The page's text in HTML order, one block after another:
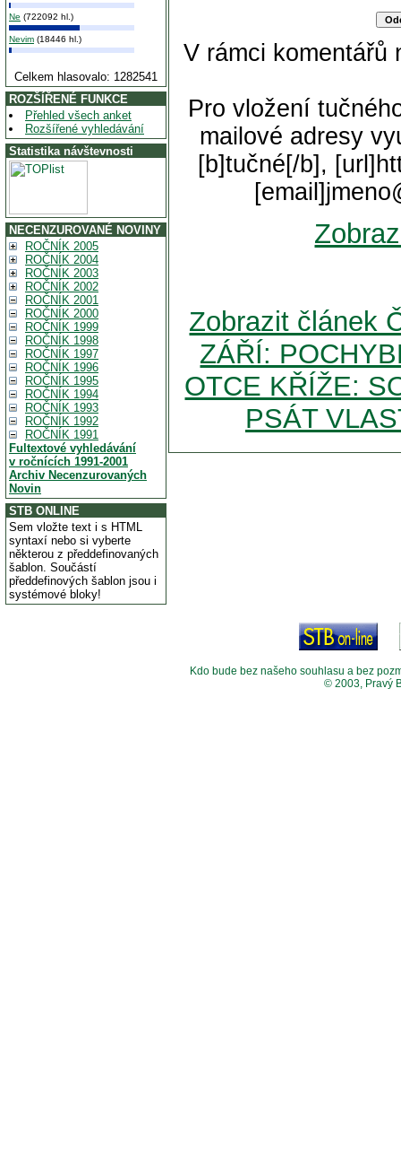
Ne (722092 hl.)
Nevim (18446 hl.)
Celkem hlasovalo: 1282541
ROZŠÍŘENÉ FUNKCE
Přehled všech anket
Rozšířené vyhledávání
Statistika návštevnosti
NECENZUROVANÉ NOVINY
ROČNÍK 2005
ROČNÍK 2004
ROČNÍK 2003
ROČNÍK 2002
ROČNÍK 2001
ROČNÍK 2000
ROČNÍK 1999
ROČNÍK 1998
ROČNÍK 1997
ROČNÍK 1996
ROČNÍK 1995
ROČNÍK 1994
ROČNÍK 1993
ROČNÍK 1992
ROČNÍK 1991
Fultextové vyhledávání
v ročnících 1991-2001
Archiv Necenzurovaných
Novin
STB ONLINE
Sem vložte text i s HTML
syntaxí nebo si vyberte
některou z předdefinovaných
šablon. Součástí
předdefinových šablon jsou i
systémové bloky!
V rámci komentářů
Pro vložení
mailové adresy
[b]tučné[/b],
Zobrazit článek
ZÁŘÍ:
OTCE KŘÍŽE:
PSÁT
Kdo bude bez našeho souhlasu a bez
© 2003, Pravý